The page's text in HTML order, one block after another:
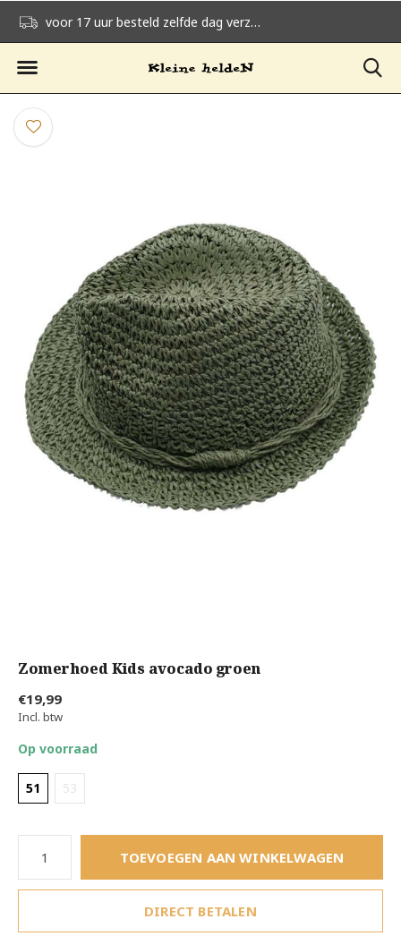
voor 17 uur besteld zelfde dag verzonden
Zomerhoed Kids avocado groen
€19,99
Incl. btw
Op voorraad
51 53
TOEVOEGEN AAN WINKELWAGEN
DIRECT BETALEN